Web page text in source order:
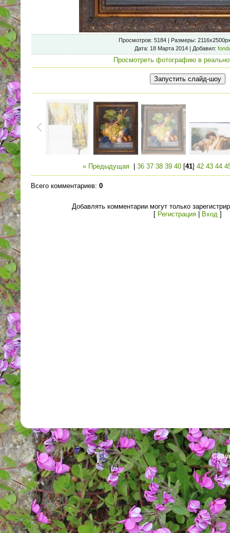
Просмотров: 5184 | Размеры:
Дата: 18 Марта 2014 | Добавил:
Просмотреть фотографию в
« Предыдущая 36 37 38 39 40 [41] 42 43 44
Всего комментариев: 0
Добавлять комментарии могут только
[ Регистрация| Вход ]